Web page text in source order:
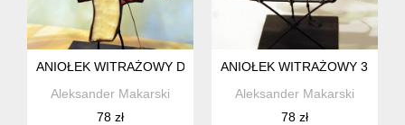
ANIOŁEK WITRAŻOWY DZIEWIARKA
Aleksander Makarski
78 zł
ANIOŁEK WITRAŻOWY 3D "Z
Aleksander Makarski
78 zł